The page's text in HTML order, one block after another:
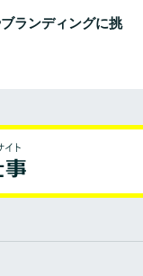
ランディングに挑